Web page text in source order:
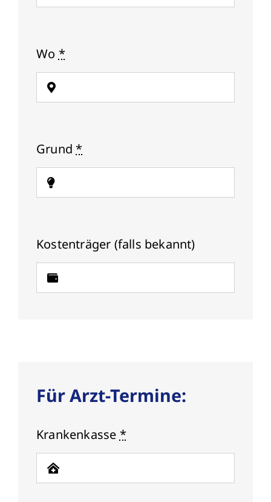
Wo *
Grund *
Kostenträger (falls bekannt)
Für Arzt-Termine:
Krankenkasse *